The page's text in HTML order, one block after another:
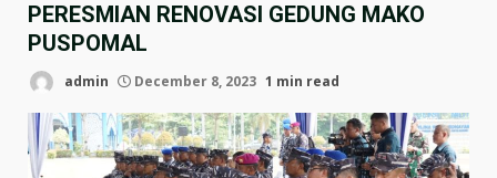
PERESMIAN RENOVASI GEDUNG MAKO
PUSPOMAL
admin December 8, 2023 1 min read